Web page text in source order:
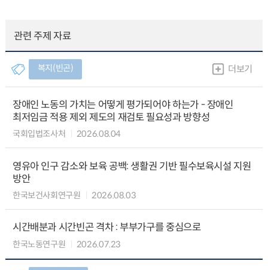
관련 주제 자료
복지(빈곤) 더보기
장애인 노동의 가치는 어떻게 평가되어야 하는가 - 장애인
최저임금 적용 제외 제도의 재검토 필요성과 방향성
국회입법조사처 2026.08.04
영유아 인구 감소와 보육 공백: 생활권 기반 필수보육시설 지원
방안
한국보건사회연구원 2026.08.03
시간배분과 시간빈곤 격차 : 부부가구를 중심으로
한국노동연구원 2026.07.23